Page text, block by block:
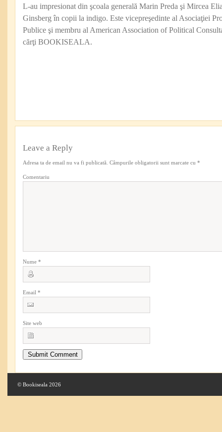
L-au impresionat din şcoala generală Marin Preda şi Mircea
Ginsberg în copii la indigo. Este vicepreşedinte al Asociaţiei
Publice şi membru al American Association of Political
cărţi BOOKISEALA.
Leave a Reply
Adresa ta de email nu va fi publicată. Câmpurile obligatorii sunt marcate cu *
Comentariu
Nume *
Email *
Site web
© Bookiseala 2026